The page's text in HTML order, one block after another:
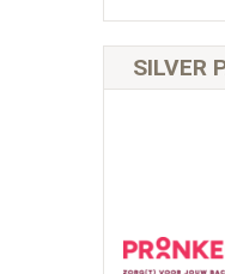
SILVER